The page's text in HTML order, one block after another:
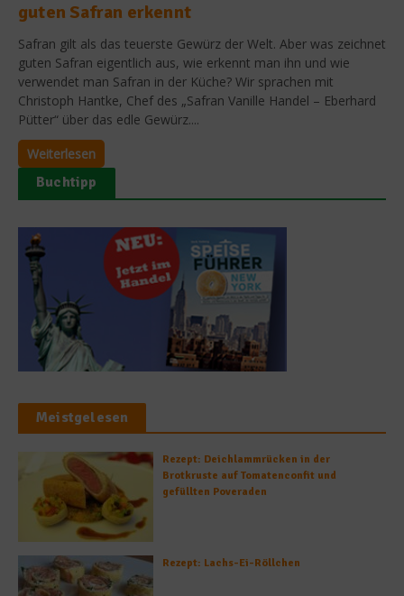
guten Safran erkennt
Safran gilt als das teuerste Gewürz der Welt. Aber was zeichnet
guten Safran eigentlich aus, wie erkennt man ihn und wie
verwendet man Safran in der Küche? Wir sprachen mit
Christoph Hantke, Chef des „Safran Vanille Handel – Eberhard
Pütter“ über das edle Gewürz....
Weiterlesen
Buchtipp
Meistgelesen
Rezept: Deichlammrücken in der
Brotkruste auf Tomatenconfit und
gefüllten Poveraden
Rezept: Lachs-Ei-Röllchen